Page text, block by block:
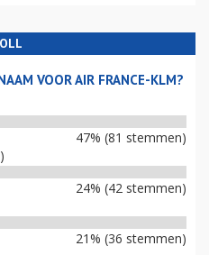
VOOR AIR FRANCE-KLM?
47% (81 stemmen)
24% (42 stemmen)
21% (36 stemmen)